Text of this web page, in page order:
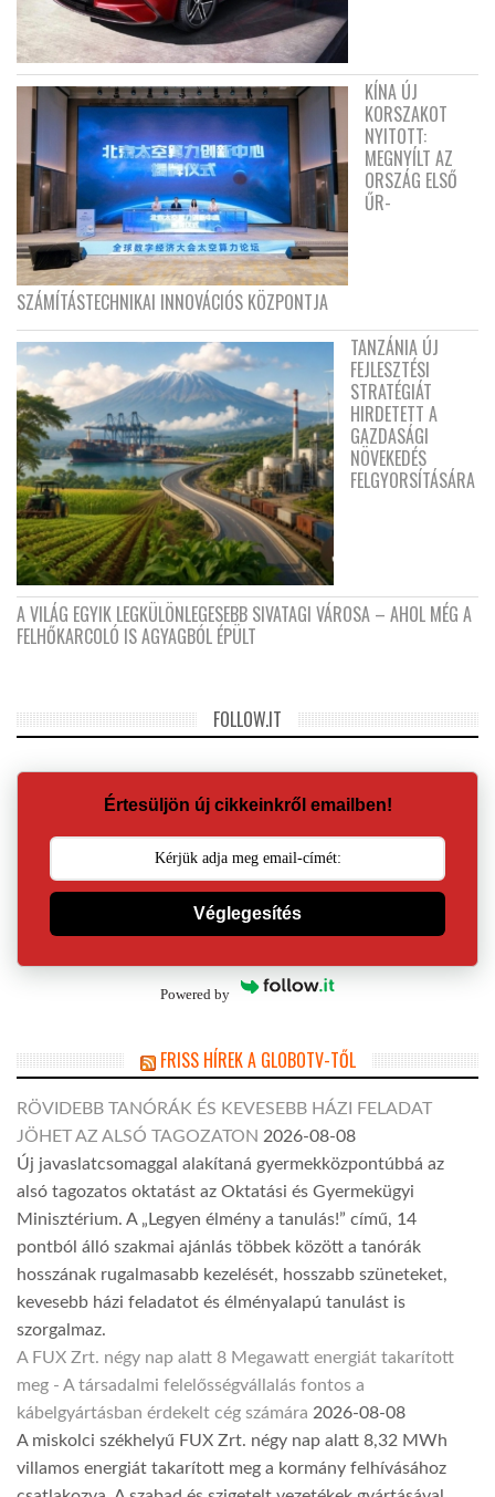
KÍNA ÚJ
KORSZAKOT
NYITOTT:
MEGNYÍLT AZ
ORSZÁG ELSŐ
ŰR-
SZÁMÍTÁSTECHNIKAI INNOVÁCIÓS KÖZPONTJA
TANZÁNIA ÚJ
FEJLESZTÉSI
STRATÉGIÁT
HIRDETETT A
GAZDASÁGI
NÖVEKEDÉS
FELGYORSÍTÁSÁRA
A VILÁG EGYIK LEGKÜLÖNLEGESEBB SIVATAGI VÁROSA – AHOL MÉG A
FELHŐKARCOLÓ IS AGYAGBÓL ÉPÜLT
FOLLOW.IT
Értesüljön új cikkeinkről emailben!
Véglegesítés
Powered by
FRISS HÍREK A GLOBOTV-TŐL
RÖVIDEBB TANÓRÁK ÉS KEVESEBB HÁZI FELADAT
JÖHET AZ ALSÓ TAGOZATON 2026-08-08
Új javaslatcsomaggal alakítaná gyermekközpontúbbá az
alsó tagozatos oktatást az Oktatási és Gyermekügyi
Minisztérium. A „Legyen élmény a tanulás!” című, 14
pontból álló szakmai ajánlás többek között a tanórák
hosszának rugalmasabb kezelését, hosszabb szüneteket,
kevesebb házi feladatot és élményalapú tanulást is
szorgalmaz.
A FUX Zrt. négy nap alatt 8 Megawatt energiát takarított
meg - A társadalmi felelősségvállalás fontos a
kábelgyártásban érdekelt cég számára 2026-08-08
A miskolci székhelyű FUX Zrt. négy nap alatt 8,32 MWh
villamos energiát takarított meg a kormány felhívásához